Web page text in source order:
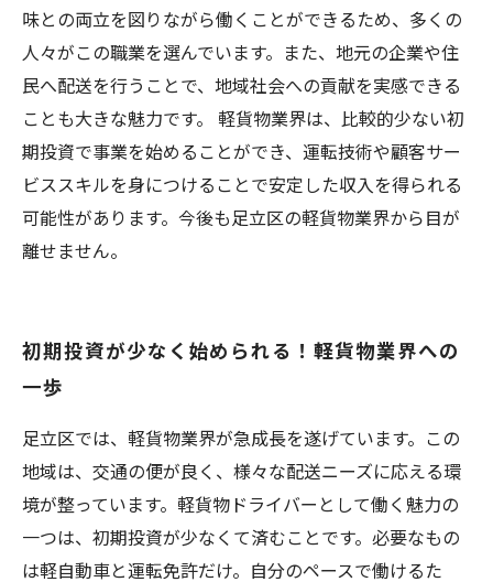
味との両立を図りながら働くことができるため、多くの
人々がこの職業を選んでいます。また、地元の企業や住
民へ配送を行うことで、地域社会への貢献を実感できる
ことも大きな魅力です。 軽貨物業界は、比較的少ない初
期投資で事業を始めることができ、運転技術や顧客サー
ビススキルを身につけることで安定した収入を得られる
可能性があります。今後も足立区の軽貨物業界から目が
離せません。
初期投資が少なく始められる！軽貨物業界への
一歩
足立区では、軽貨物業界が急成長を遂げています。この
地域は、交通の便が良く、様々な配送ニーズに応える環
境が整っています。軽貨物ドライバーとして働く魅力の
一つは、初期投資が少なくて済むことです。必要なもの
は軽自動車と運転免許だけ。自分のペースで働けるた